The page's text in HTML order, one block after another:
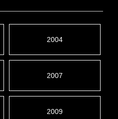
2004
2007
2009